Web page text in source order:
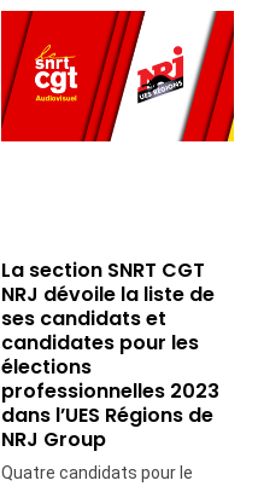
La section SNRT CGT
NRJ dévoile la liste de
ses candidats et
candidates pour les
élections
professionnelles 2023
dans l’UES Régions de
NRJ Group
Quatre candidats pour le